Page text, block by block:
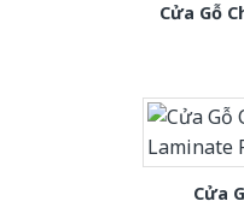
Cửa Gỗ
Cửa